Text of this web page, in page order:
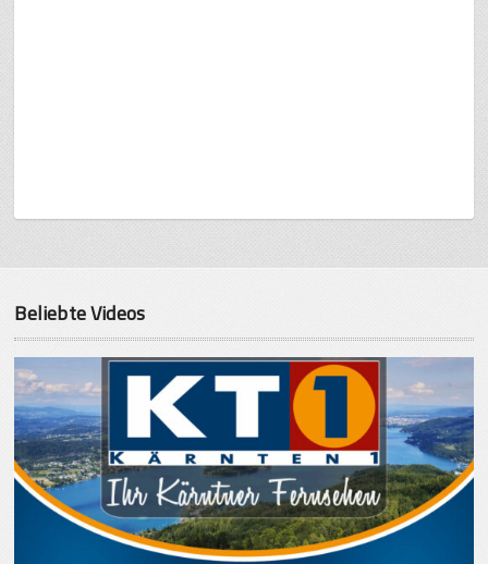
Beliebte Videos